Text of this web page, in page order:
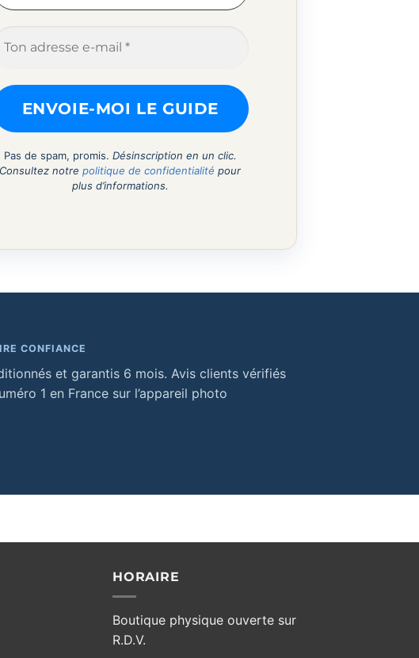
Pas de spam, promis. Désinscription en un clic.
Consultez notrepolitique de confidentialité pour
plus d’informations.
CONFIANCE
et garantis 6 mois. Avis clients vérifiés
1 en France sur l’appareil photo
HORAIRE
Boutique physique ouverte sur
R.D.V.